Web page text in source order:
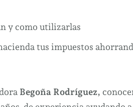
y como utilizarlas
tus impuestos
Begoña Rodríguez,